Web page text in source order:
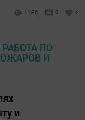
1186 0 0
и